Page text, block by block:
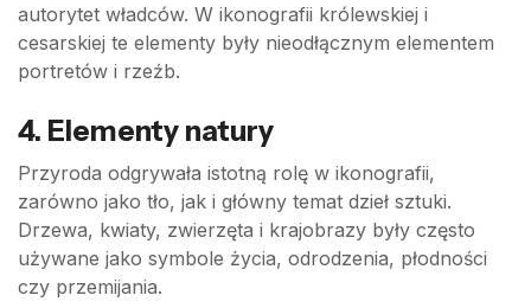
autorytet władców. W ikonografii królewskiej i
cesarskiej te elementy były nieodłącznym elementem
portretów i rzeźb.
4. Elementy natury
Przyroda odgrywała istotną rolę w ikonografii,
zarówno jako tło, jak i główny temat dzieł sztuki.
Drzewa, kwiaty, zwierzęta i krajobrazy były często
używane jako symbole życia, odrodzenia, płodności
czy przemijania.